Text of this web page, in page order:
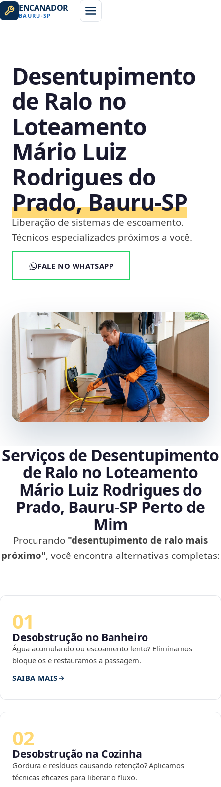
ENCANADOR
BAURU-SP
Desentupimento
de Ralo no
Loteamento
Mário Luiz
Rodrigues do
Prado, Bauru‑SP
Liberação de sistemas de escoamento.
Técnicos especializados próximos a você.
FALE NO WHATSAPP
Serviços de Desentupimento
de Ralo no Loteamento
Mário Luiz Rodrigues do
Prado, Bauru‑SP Perto de
Mim
Procurando "desentupimento de ralo mais
próximo", você encontra alternativas completas:
01
Desobstrução no Banheiro
Água acumulando ou escoamento lento? Eliminamos
bloqueios e restauramos a passagem.
SAIBA MAIS
02
Desobstrução na Cozinha
Gordura e resíduos causando retenção? Aplicamos
técnicas eficazes para liberar o fluxo.